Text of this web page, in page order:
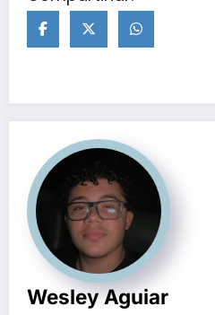
Wesley Aguiar